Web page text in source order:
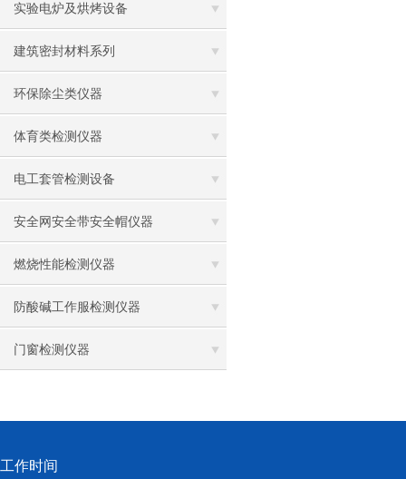
实验电炉及烘烤设备
建筑密封材料系列
环保除尘类仪器
体育类检测仪器
电工套管检测设备
安全网安全带安全帽仪器
燃烧性能检测仪器
防酸碱工作服检测仪器
门窗检测仪器
工作时间